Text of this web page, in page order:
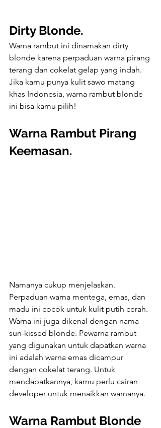
Dirty Blonde.
Warna rambut ini dinamakan dirty
blonde karena perpaduan warna pirang
terang dan cokelat gelap yang indah.
Jika kamu punya kulit sawo matang
khas Indonesia, warna rambut blonde
ini bisa kamu pilih!
Warna Rambut Pirang
Keemasan.
Namanya cukup menjelaskan.
Perpaduan warna mentega, emas, dan
madu ini cocok untuk kulit putih cerah.
Warna ini juga dikenal dengan nama
sun-kissed blonde. Pewarna rambut
yang digunakan untuk dapatkan warna
ini adalah warna emas dicampur
dengan cokelat terang. Untuk
mendapatkannya, kamu perlu cairan
developer untuk menaikkan warnanya.
Warna Rambut Blonde